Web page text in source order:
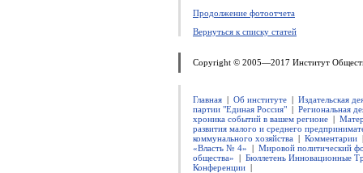
Продолжение фотоотчета
Вернуться к списку статей
Copyright © 2005—2017 Институт
Главная | Об институте | Издательская
партии "Единая Россия" | Региональная
хроника событий в вашем регионе |
развития малого и среднего
коммунального хозяйства | Комментарии
«Власть № 4» | Мировой политический
общества» | Бюллетень Инновационные
Конференции |